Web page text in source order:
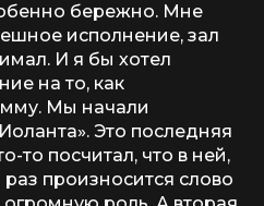
бережно. Мне
исполнение, зал
И я бы хотел
на то, как
Мы начали
Это последняя
то посчитал, что в ней,
произносится слово